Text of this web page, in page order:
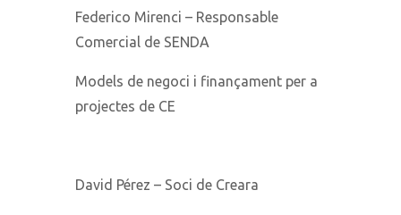
Federico Mirenci – Responsable
Comercial de SENDA
Models de negoci i finançament per a
projectes de CE
David Pérez – Soci de Creara